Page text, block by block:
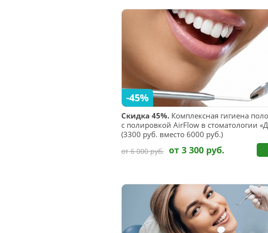
Скидка 45%. Комплексная гигиена
с полировкой AirFlow в стоматологии
(3300 руб. вместо 6000 руб.)
-45%
от 6 000 руб. от 3 300 руб.